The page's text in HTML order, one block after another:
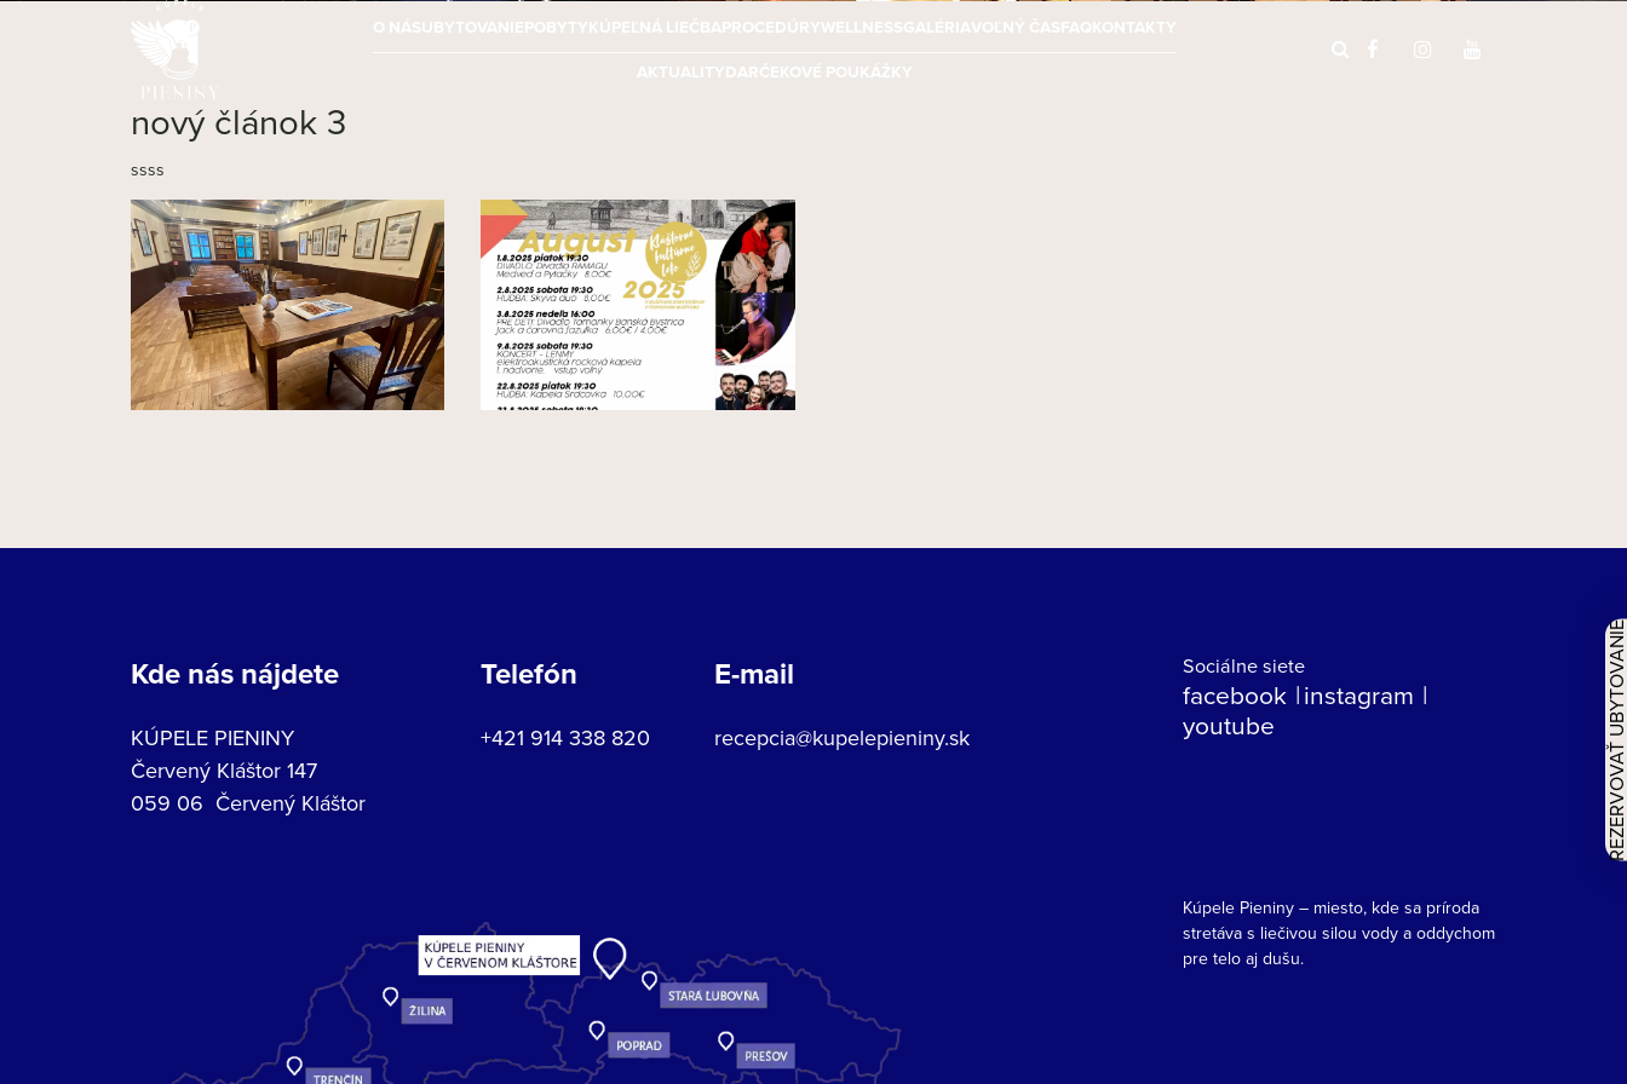
O NÁSUBYTOVANIEPOBYTYKÚPEĽNÁ LIEČBAPROCEDÚRYWELLNESSGALÉRIAVOĽNÝ ČASFAQKONTAKTY
AKTUALITYDARČEKOVÉ POUKÁŽKY
nový článok 3
ssss
Kde nás nájdete
KÚPELE PIENINY
Červený Kláštor 147
059 06 Červený Kláštor
Telefón
+421 914 338 820
E-mail
recepcia@kupelepieniny.sk
Sociálne siete
facebook instagram
youtube
Kúpele Pieniny – miesto, kde sa príroda
stretáva s liečivou silou vody a oddychom
pre telo aj dušu.